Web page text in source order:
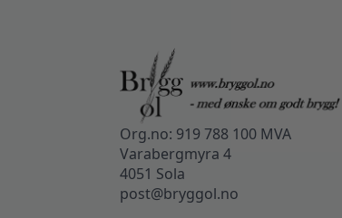
Org.no: 919 788 100 MVA
Varabergmyra 4
4051 Sola
post@bryggol.no